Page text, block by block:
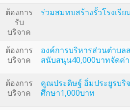
ต้องการ
รับ
บริจาค
ร่วมสมทบสร้างรั้วโรงเรีย
ต้องการ
บริจาค
องค์การบริหารส่วนตำบล
สนับสนุน40,000บาทจัดค่
ต้องการ
บริจาค
คูณประดิษฐ์ อิ่มประยูรบริ
ศึกษา1,000บาท